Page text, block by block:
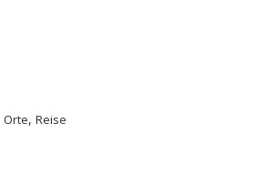
Orte, Reise